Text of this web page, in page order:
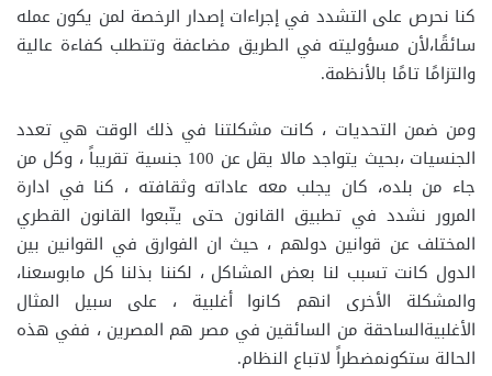
كنا نحرص على التشدد في إجراءات إصدار الرخصة لمن يكون عمله
سائقًا،لأن مسؤوليته في الطريق مضاعفة وتتطلب كفاءة عالية
والتزامًا تامًا بالأنظمة.
ومن ضمن التحديات ، كانت مشكلتنا في ذلك الوقت هي تعدد
الجنسيات ،بحيث يتواجد مالا يقل عن 100 جنسية تقريباً ، وكل من
جاء من بلده، كان يجلب معه عاداته وثقافته ، كنا في ادارة
المرور نشدد في تطبيق القانون حتى يتّبعوا القانون القطري
المختلف عن قوانين دولهم ، حيث ان الفوارق في القوانين بين
الدول كانت تسبب لنا بعض المشاكل ، لكننا بذلنا كل مابوسعنا،
والمشكلة الأخرى انهم كانوا أغلبية ، على سبيل المثال
الأغلبيةالساحقة من السائقين في مصر هم المصرين ، ففي هذه
الحالة ستكونمضطراً لاتباع النظام.